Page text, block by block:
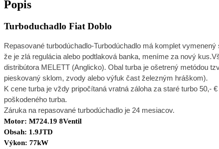
Popis
Turboduchadlo Fiat Doblo
Repasované turbodúchadlo-Turbodúchadlo má komplet
že je zlá regulácia alebo podtlaková banka, meníme za nový
distribútora MELETT (Anglicko). Obal turba je ošetrený metódou
pieskovaný sklom, zvody alebo výfuk čast železným hráškom).
K cene turba je vždy pripočítaná vratná záloha za staré turbo 50,-
poškodeného turba.
Záruka na repasované turbodúchadlo je 24 mesiacov.
Motor: M724.19 8Ventil
Obsah: 1.9JTD
Výkon: 77kW